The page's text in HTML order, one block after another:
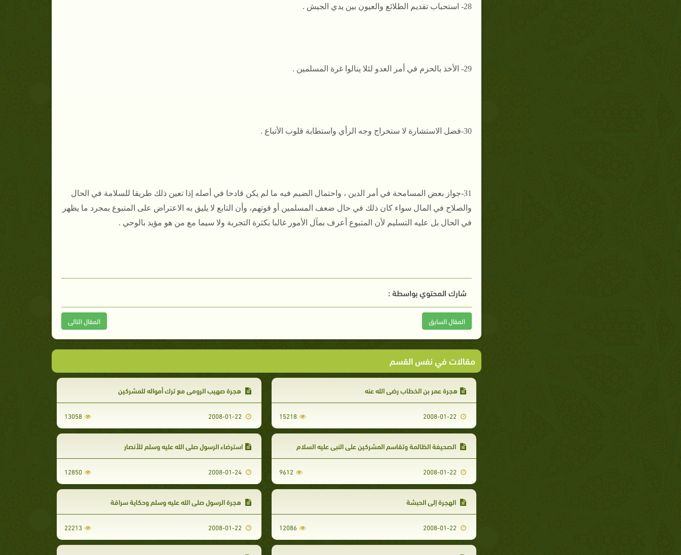
28- استحباب تقديم الطلائع والعيون بين يدي الجيش .
29- الأخذ بالحزم في أمر العدو لئلا ينالوا غرة المسلمين .
30-فضل الاستشارة لا ستخراج وجه الرأي واستطابة قلوب الأتباع .
31-جواز بعض المسامحة في أمر الدين ، واحتمال الضيم فيه ما لم يكن قادحا في أصله إذا تعين ذلك طريقا للسلامة في الحال
والصلاح في المال سواء كان ذلك في حال ضعف المسلمين أو قوتهم، وأن التابع لا يليق به الاعتراض على المتبوع بمجرد ما يظهر
في الحال بل عليه التسليم لأن المتبوع أعرف بمآل الأمور غالبا بكثرة التجربة ولا سيما مع من هو مؤيد بالوحي .
شارك المحتوي بواسطة :
المقال السابق المقال التالى
مقالات في نفس القسم
هجرة عمر بن الخطاب رضي الله عنه
15218
هجرة صهيب الرومي مع ترك أمواله للمشركين
13058
الصحيفة الظالمة وتقاسم المشركين على النبي عليه السلام
9612
استرضاء الرسول صلى الله عليه وسلم للأنصار
2008-01-24
12850
الهجرة إلى الحبشة
12086
هجرة الرسول صلى الله عليه وسلم وحكاية سراقة
22213